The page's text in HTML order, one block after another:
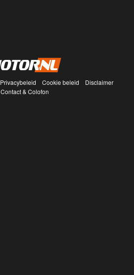
Privacybeleid Cookie beleid
Disclaimer
Contact & Colofon